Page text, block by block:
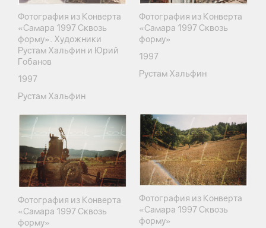
Фотография из Конверта
«Самара 1997 Сквозь
форму». Художники
Рустам Хальфин и Юрий
Гобанов
1997
Рустам Хальфин
Фотография из Конверта
«Самара 1997 Сквозь
форму»
1997
Рустам Хальфин
Фотография из Конверта
«Самара 1997 Сквозь
форму»
Фотография из Конверта
«Самара 1997 Сквозь
форму»